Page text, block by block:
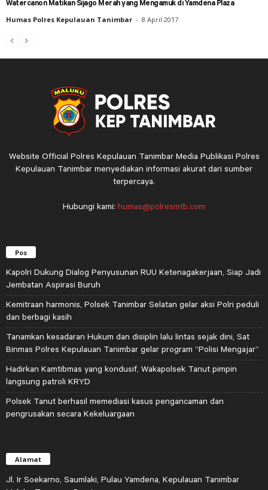
Watercanon Matikan Sijago Merah yang Mengamuk di Yamdena Plaza
Humas Polres Kepulauan Tanimbar - 8 April 2017
Website Official Polres Kepulauan Tanimbar Media Publikasi Polres
Kepulauan Tanimbar menyediakan informasi akurat dari sumber
terpercaya.
Hubungi kami: humas@polresmtb.com
Pos
Kapolri Dukung Dialog Penyusunan RUU Ketenagakerjaan, Siap Jadi
Jembatan Aspirasi Buruh
Kemitraan harmonis, Polsek Tanimbar Selatan gelar aksi Polri peduli
dan berbagi kasih
Tanamkan kesadaran Hukum dan disiplin lalu lintas sejak dini, Sat
Binmas Polres Kepulauan Tanimbar gelar program “Polisi Mengajar”
Hadirkan Kamtibmas yang kondusif, Wakapolsek Tanut pimpin
langsung patroli KRYD
Polsek Tanut berhasil memediasi kasus pengancaman dan
pengrusakan secara Kekeluargaan
Alamat
Jl. Ir Soekarno, Saumlaki, Pulau Yamdena, Kepulauan Tanimbar